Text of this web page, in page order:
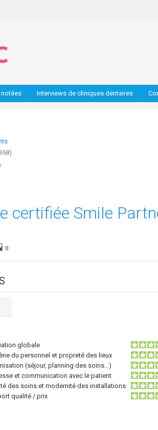
notées Interviews de cliniques dentaires
)
certifiée Smile
0
globale
du personnel et propreté des lieux
(séjour, planning des soins…)
et communication avec le patient
des soins et modernité des installations
qualité / prix